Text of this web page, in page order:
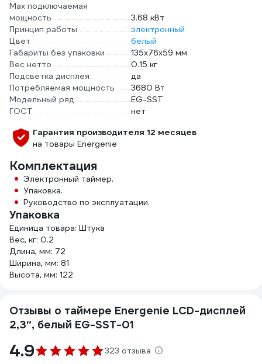
Max подключаемая
мощность
3.68 кВт
Принцип работы
электронный
Цвет
белый
Габариты без упаковки
135х76х59 мм
Вес нетто
0.15 кг
Подсветка дисплея
да
Потребляемая мощность
3680 Вт
Модельный ряд
EG-SST
ГОСТ
нет
Гарантия производителя 12 месяцев
на товары Energenie
Комплектация
Электронный таймер.
Упаковка.
Руководство по эксплуатации.
Упаковка
Единица товара: Штука
Вес, кг: 0.2
Длина, мм: 72
Ширина, мм: 81
Высота, мм: 122
Отзывы о таймере Energenie LCD-дисплей
2,3″, белый EG-SST-01
4.9 323 отзыва